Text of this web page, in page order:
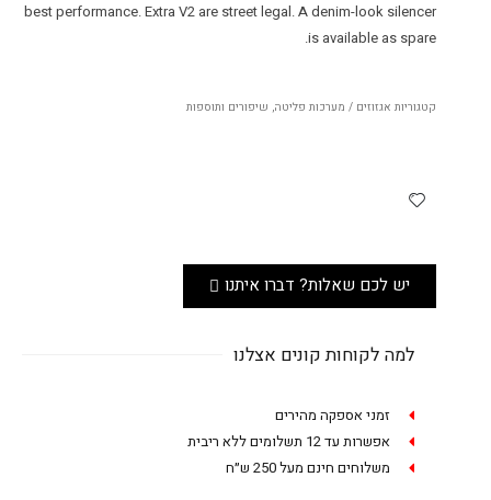
best performance. Extra V2 are street legal. A denim-look silencer
is available as spare.
קטגוריות אגזוזים / מערכות פליטה, שיפורים ותוספות
יש לכם שאלות? דברו איתנו
למה לקוחות קונים אצלנו
זמני אספקה מהירים
אפשרות עד 12 תשלומים ללא ריבית
משלוחים חינם מעל 250 ש״ח